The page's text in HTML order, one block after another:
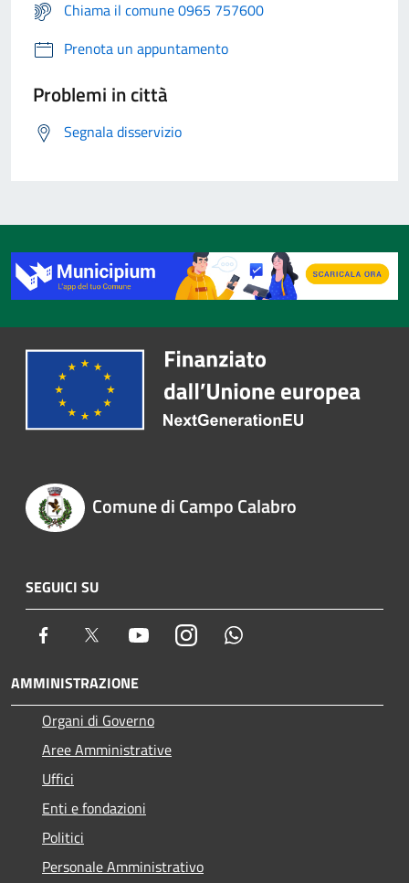
Chiama il comune 0965 757600
Prenota un appuntamento
Problemi in città
Segnala disservizio
Comune di Campo Calabro
SEGUICI SU
Facebook Twitter YoutubeInstagram
AMMINISTRAZIONE
Organi di Governo
Aree Amministrative
Uffici
Enti e fondazioni
Politici
Personale Amministrativo